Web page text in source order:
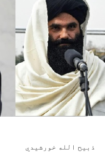
ذبیح الله خورشیدي